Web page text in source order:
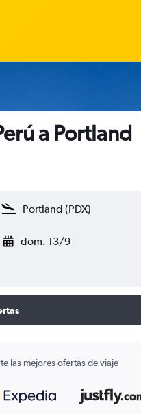
a Portland
dom. 13/9
las mejores ofertas de viaje